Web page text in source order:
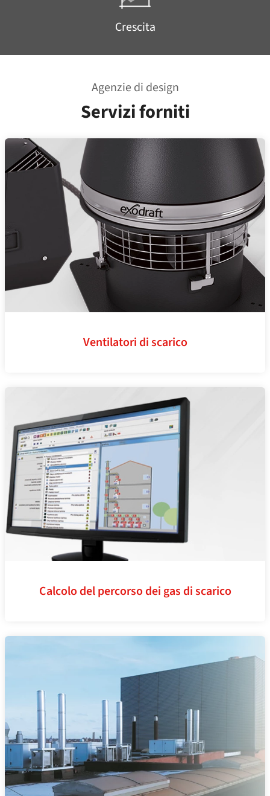
Crescita
Agenzie di design
Servizi forniti
Ventilatori di scarico
Calcolo del percorso dei gas di scarico